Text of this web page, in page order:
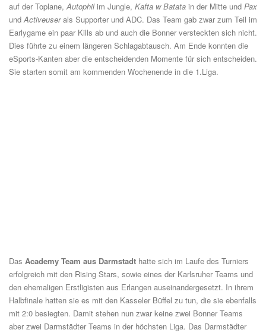
auf der Toplane,Autophilim Jungle, Kafta w Batata in der Mitte und Pax
undActiveuserals Supporter und ADC. Das Team gab zwar zum Teil im
Earlygame ein paar Kills ab und auch die Bonner versteckten sich nicht.
Dies führte zu einem längeren Schlagabtausch. Am Ende konnten die
eSports-Kanten aber die entscheidenden Momente für sich entscheiden.
Sie starten somit am kommenden Wochenende in die 1.Liga.
Das Academy Team aus Darmstadt hatte sich im Laufe des Turniers
erfolgreich mit den Rising Stars, sowie eines der Karlsruher Teams und
den ehemaligen Erstligisten aus Erlangen auseinandergesetzt. In ihrem
Halbfinale hatten sie es mit den Kasseler Büffel zu tun, die sie ebenfalls
mit 2:0 besiegten. Damit stehen nun zwar keine zwei Bonner Teams
aber zwei Darmstädter Teams in der höchsten Liga. Das Darmstädter